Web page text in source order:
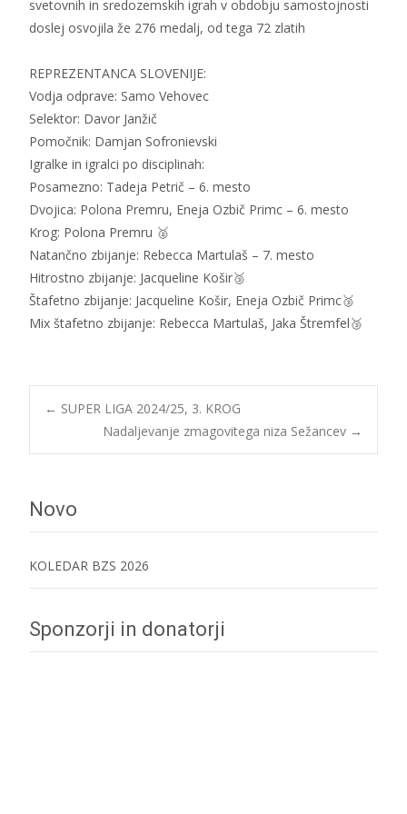
svetovnih in sredozemskih igrah v obdobju samostojnosti
doslej osvojila že 276 medalj, od tega 72 zlatih
REPREZENTANCA SLOVENIJE:
Vodja odprave: Samo Vehovec
Selektor: Davor Janžič
Pomočnik: Damjan Sofronievski
Igralke in igralci po disciplinah:
Posamezno: Tadeja Petrič – 6. mesto
Dvojica: Polona Premru, Eneja Ozbič Primc – 6. mesto
Krog: Polona Premru 🥈
Natančno zbijanje: Rebecca Martulaš – 7. mesto
Hitrostno zbijanje: Jacqueline Košir🥉
Štafetno zbijanje: Jacqueline Košir, Eneja Ozbič Primc🥉
Mix štafetno zbijanje: Rebecca Martulaš, Jaka Štremfel🥉
Post
← SUPER LIGA 2024/25, 3. KROG
Nadaljevanje zmagovitega niza Sežancev →
Novo
KOLEDAR BZS 2026
Sponzorji in donatorji